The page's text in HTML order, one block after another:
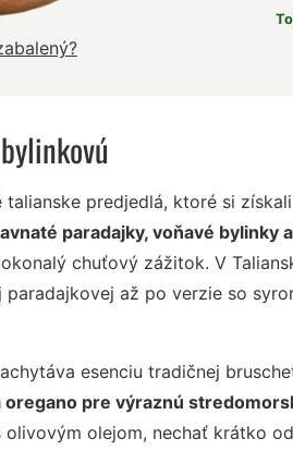
predjedlá, ktoré si
paradajky, voňavé bylinky
chuťový zážitok. V
až po verzie so
esenciu tradičnej
pre výraznú
olivovým olejom, nechať krátko